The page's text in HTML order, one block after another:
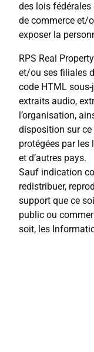
des lois
de commerce et/
exposer la
RPS Real
et/ou ses filiales
code HTML
extraits audio,
l’organisation,
disposition sur
protégées par les
et d’autres pays.
Sauf indication
redistribuer,
support que ce
public ou
soit, les